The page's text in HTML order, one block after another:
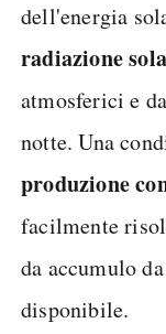
dell'energia
radiazione
atmosferici e
notte. Una
produzione
facilmente
da accumulo
disponibile.